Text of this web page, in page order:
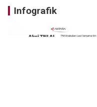
Infografik